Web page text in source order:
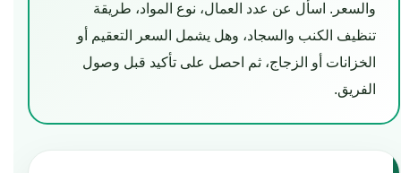
والسعر. اسأل عن عدد العمال، نوع المواد، طريقة
تنظيف الكنب والسجاد، وهل يشمل السعر التعقيم أو
الخزانات أو الزجاج، ثم احصل على تأكيد قبل وصول
الفريق.